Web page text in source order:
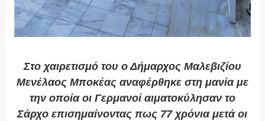
Στο χαιρετισμό του ο Δήμαρχος Μαλεβιζίου
Μενέλαος Μποκέας αναφέρθηκε στη μανία με
την οποία οι Γερμανοί αιματοκύλησαν το
Σάρχο επισημαίνοντας πως 77 χρόνια μετά οι